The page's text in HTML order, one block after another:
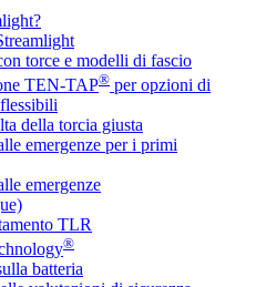
torce e modelli di fascio
TEN-TAP® per opzioni di
della torcia giusta
emergenze per i primi
emergenze
TLR
®
batteria